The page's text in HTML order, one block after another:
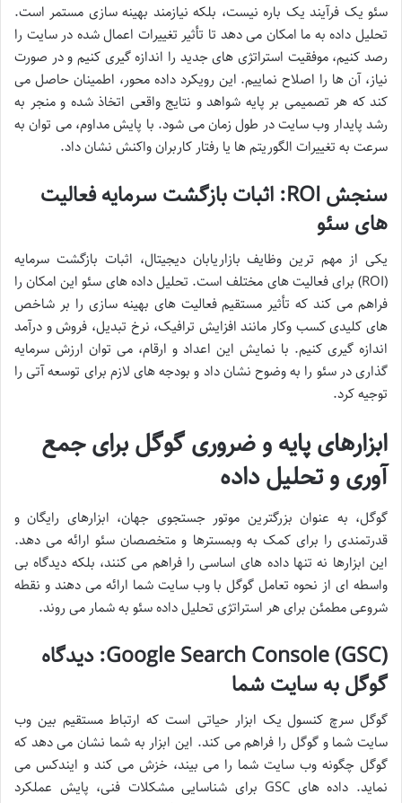
سئو یک فرآیند یک باره نیست، بلکه نیازمند بهینه سازی مستمر است.
تحلیل داده به ما امکان می دهد تا تأثیر تغییرات اعمال شده در سایت را
رصد کنیم، موفقیت استراتژی های جدید را اندازه گیری کنیم و در صورت
نیاز، آن ها را اصلاح نماییم. این رویکرد داده محور، اطمینان حاصل می
کند که هر تصمیمی بر پایه شواهد و نتایج واقعی اتخاذ شده و منجر به
رشد پایدار وب سایت در طول زمان می شود. با پایش مداوم، می توان به
سرعت به تغییرات الگوریتم ها یا رفتار کاربران واکنش نشان داد.
سنجش ROI: اثبات بازگشت سرمایه فعالیت
های سئو
یکی از مهم ترین وظایف بازاریابان دیجیتال، اثبات بازگشت سرمایه
(ROI) برای فعالیت های مختلف است. تحلیل داده های سئو این امکان را
فراهم می کند که تأثیر مستقیم فعالیت های بهینه سازی را بر شاخص
های کلیدی کسب وکار مانند افزایش ترافیک، نرخ تبدیل، فروش و درآمد
اندازه گیری کنیم. با نمایش این اعداد و ارقام، می توان ارزش سرمایه
گذاری در سئو را به وضوح نشان داد و بودجه های لازم برای توسعه آتی را
توجیه کرد.
ابزارهای پایه و ضروری گوگل برای جمع
آوری و تحلیل داده
گوگل، به عنوان بزرگترین موتور جستجوی جهان، ابزارهای رایگان و
قدرتمندی را برای کمک به وبمسترها و متخصصان سئو ارائه می دهد.
این ابزارها نه تنها داده های اساسی را فراهم می کنند، بلکه دیدگاه بی
واسطه ای از نحوه تعامل گوگل با وب سایت شما ارائه می دهند و نقطه
شروعی مطمئن برای هر استراتژی تحلیل داده سئو به شمار می روند.
Google Search Console (GSC): دیدگاه
گوگل به سایت شما
گوگل سرچ کنسول یک ابزار حیاتی است که ارتباط مستقیم بین وب
سایت شما و گوگل را فراهم می کند. این ابزار به شما نشان می دهد که
گوگل چگونه وب سایت شما را می بیند، خزش می کند و ایندکس می
نماید. داده های GSC برای شناسایی مشکلات فنی، پایش عملکرد